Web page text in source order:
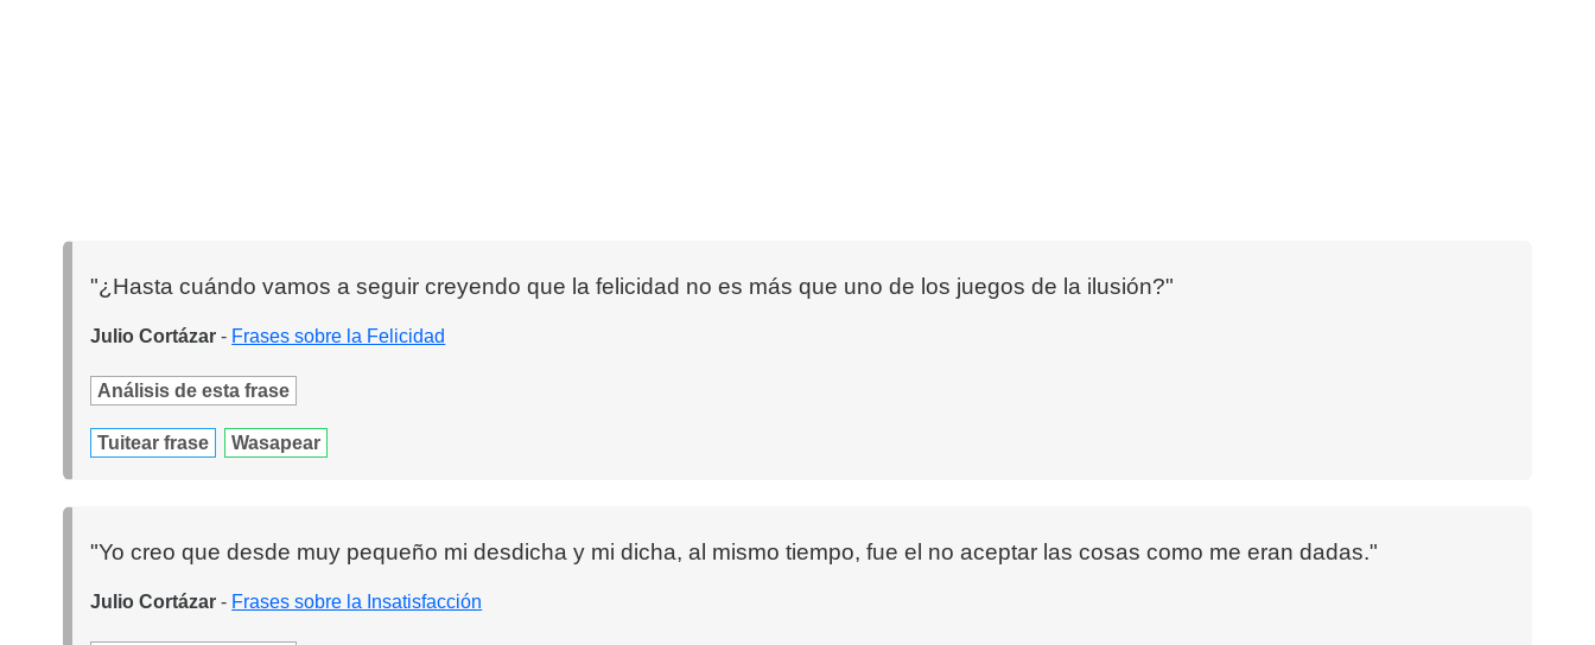
"¿Hasta cuándo vamos a seguir creyendo que la felicidad no es más que uno de los juegos de la ilusión?"
Julio Cortázar - Frases sobre la Felicidad
Análisis de esta frase
Tuitear frase Wasapear
"Yo creo que desde muy pequeño mi desdicha y mi dicha, al mismo tiempo, fue el no aceptar las cosas como me eran dadas."
Julio Cortázar - Frases sobre la Insatisfacción